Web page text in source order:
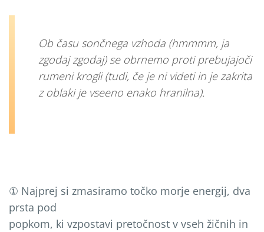
Ob času sončnega vzhoda (hmmmm, ja
zgodaj zgodaj) se obrnemo proti prebujajoči
rumeni krogli (tudi, če je ni videti in je zakrita
z oblaki je vseeno enako hranilna).
① Najprej si zmasiramo točko morje energij, dva
prsta pod
popkom, ki vzpostavi pretočnost v vseh žičnih in